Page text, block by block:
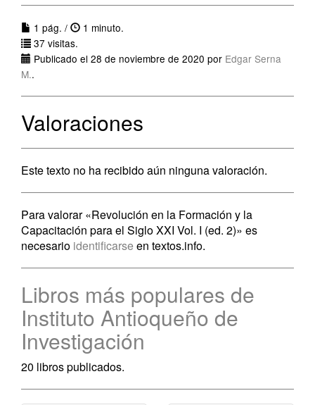
1 pág. /
1 minuto.
37 visitas.
Publicado el 28 de noviembre de 2020 por Edgar Serna
M..
Valoraciones
Este texto no ha recibido aún ninguna valoración.
Para valorar «Revolución en la Formación y la
Capacitación para el Siglo XXI Vol. I (ed. 2)» es
necesario identificarse en textos.info.
Libros más populares de
Instituto Antioqueño de
Investigación
20 libros publicados.